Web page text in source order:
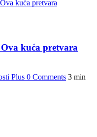
kuća pretvara
Plus 0 Comments 3 min